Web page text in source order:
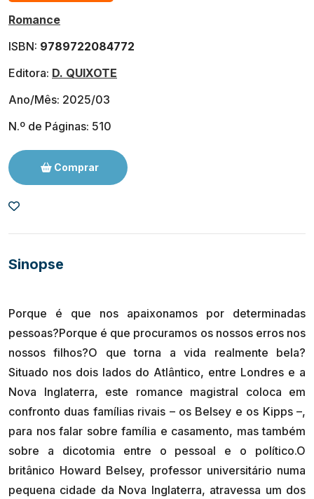
Romance
ISBN: 9789722084772
Editora: D. QUIXOTE
Ano/Mês: 2025/03
N.º de Páginas: 510
Comprar
Sinopse
Porque é que nos apaixonamos por determinadas
pessoas?Porque é que procuramos os nossos erros nos
nossos filhos?O que torna a vida realmente bela?
Situado nos dois lados do Atlântico, entre Londres e a
Nova Inglaterra, este romance magistral coloca em
confronto duas famílias rivais – os Belsey e os Kipps –,
para nos falar sobre família e casamento, mas também
sobre a dicotomia entre o pessoal e o político.O
britânico Howard Belsey, professor universitário numa
pequena cidade da Nova Inglaterra, atravessa um dos